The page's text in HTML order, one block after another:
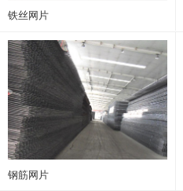
铁丝网片
钢筋网片